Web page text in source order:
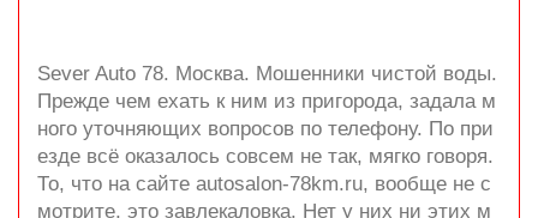
Sever Auto 78. Москва. Мошенники чистой воды.
Прежде чем ехать к ним из пригорода, задала м
ного уточняющих вопросов по телефону. По при
езде всё оказалось совсем не так, мягко говоря.
То, что на сайте autosalon-78km.ru, вообще не с
мотрите, это завлекаловка. Нет у них ни этих м